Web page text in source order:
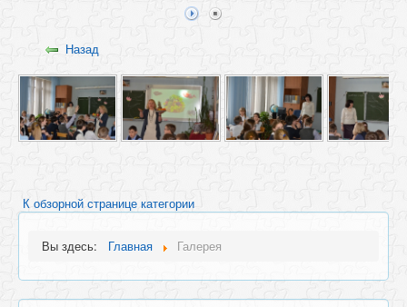
Назад
К обзорной странице категории
Вы здесь: Главная Галерея